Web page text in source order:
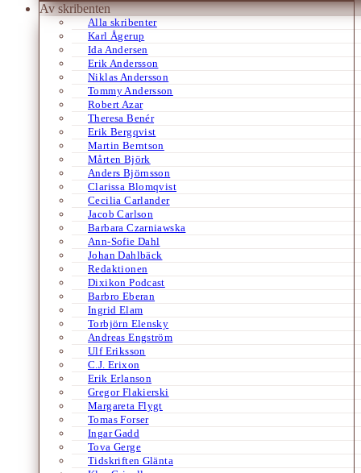
Av skribenten
Alla skribenter
Karl Ågerup
Ida Andersen
Erik Andersson
Niklas Andersson
Tommy Andersson
Robert Azar
Theresa Benér
Erik Bergqvist
Martin Berntson
Mårten Björk
Anders Björnsson
Clarissa Blomqvist
Cecilia Carlander
Jacob Carlson
Barbara Czarniawska
Ann-Sofie Dahl
Johan Dahlbäck
Redaktionen
Dixikon Podcast
Barbro Eberan
Ingrid Elam
Torbjörn Elensky
Andreas Engström
Ulf Eriksson
C.J. Erixon
Erik Erlanson
Gregor Flakierski
Margareta Flygt
Tomas Forser
Ingar Gadd
Tova Gerge
Tidskriften Glänta